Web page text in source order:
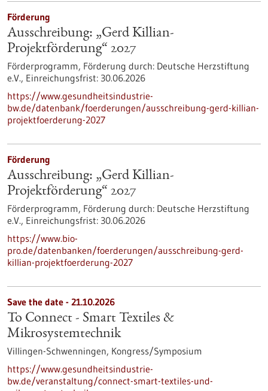
Förderung
Ausschreibung: „Gerd Killian-
Projektförderung“ 2027
Förderprogramm, Förderung durch: Deutsche Herzstiftung
e.V., Einreichungsfrist: 30.06.2026
https://www.gesundheitsindustrie-
bw.de/datenbank/foerderungen/ausschreibung-gerd-killian-
projektfoerderung-2027
Förderung
Ausschreibung: „Gerd Killian-
Projektförderung“ 2027
Förderprogramm, Förderung durch: Deutsche Herzstiftung
e.V., Einreichungsfrist: 30.06.2026
https://www.bio-
pro.de/datenbanken/foerderungen/ausschreibung-gerd-
killian-projektfoerderung-2027
Save the date - 21.10.2026
To Connect - Smart Textiles &
Mikrosystemtechnik
Villingen-Schwenningen, Kongress/Symposium
https://www.gesundheitsindustrie-
bw.de/veranstaltung/connect-smart-textiles-und-